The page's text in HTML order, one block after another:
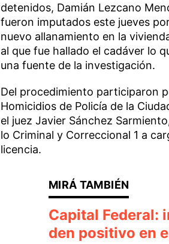
detenidos, Damián Lezcano
fueron imputados este jueves
nuevo allanamiento en la
al que fue hallado el cadáver lo
una fuente de la investigación.
Del procedimiento participaron
Homicidios de Policía de la
el juez Javier Sánchez
lo Criminal y Correccional 1 a
licencia.
Capital Federal:
den positivo en